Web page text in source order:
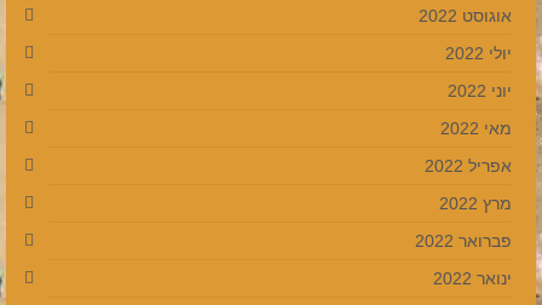
אוגוסט 2022
יולי 2022
יוני 2022
מאי 2022
אפריל 2022
מרץ 2022
פברואר 2022
ינואר 2022